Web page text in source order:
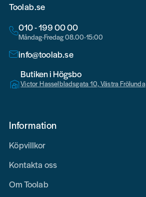
Toolab.se
010 - 199 00 00
Måndag-Fredag 08.00-15:00
info@toolab.se
Butiken i Högsbo
Victor Hasselbladsgata 10, Västra Frölunda
Information
Köpvillkor
Kontakta oss
Om Toolab